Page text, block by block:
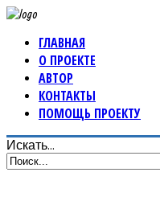
ГЛАВНАЯ
О ПРОЕКТЕ
АВТОР
КОНТАКТЫ
ПОМОЩЬ ПРОЕКТУ
Искать...